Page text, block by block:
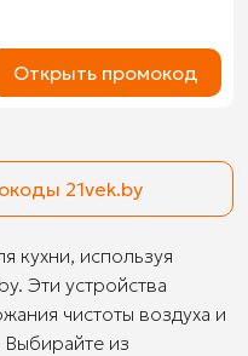
Открыть промокод
21vek.by
кухни, используя
Эти устройства
чистоты воздуха и
Выбирайте из